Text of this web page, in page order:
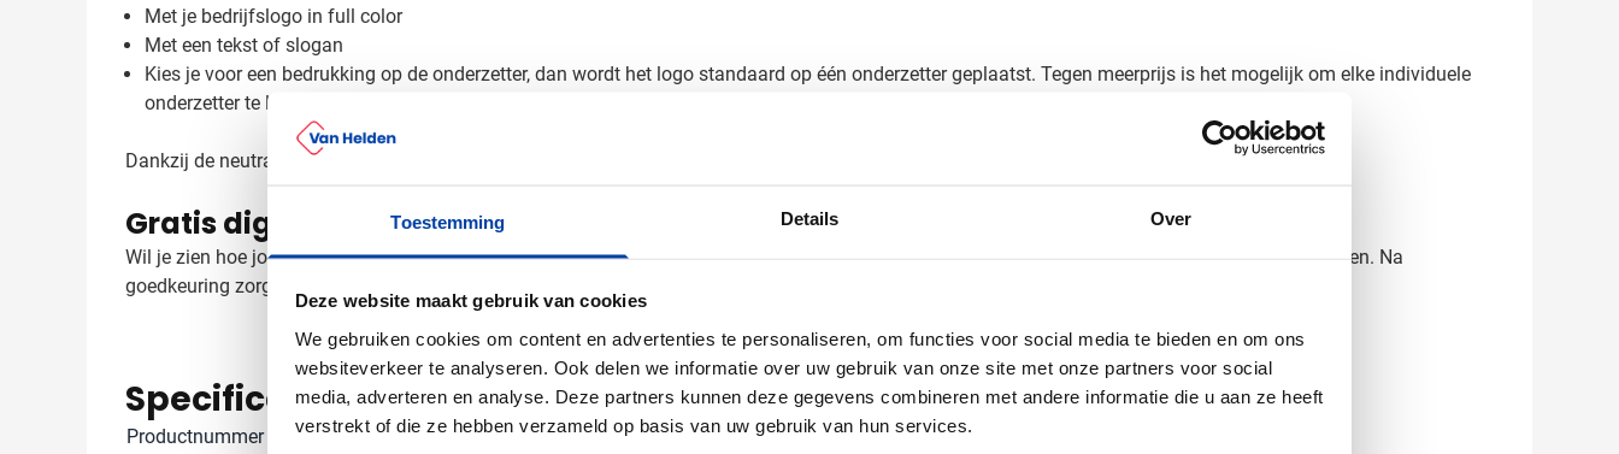
Toestemming Details Over
Deze website maakt gebruik van cookies
We gebruiken cookies om content en advertenties te personaliseren, om functies voor social media te bieden en om ons
websiteverkeer te analyseren. Ook delen we informatie over uw gebruik van onze site met onze partners voor social
media, adverteren en analyse. Deze partners kunnen deze gegevens combineren met andere informatie die u aan ze heeft
verstrekt of die ze hebben verzameld op basis van uw gebruik van hun services.
Met je bedrijfslogo in full color
Met een tekst of slogan
Kies je voor een bedrukking op de onderzetter, dan wordt het logo standaard op één onderzetter geplaatst. Tegen meerprijs is het mogelijk om elke individuele
onderzetter te laten bedrukken. Neem gerust contact op voor meer informatie
Dankzij de neutrale uitstraling van het vilt komt je logo perfect tot zijn recht, wat deze onderzetters tot een effectief promotioneel item maakt.
Gratis digitaal voorbeeld van je bedrukte onderzetters
Wil je zien hoe jouw logo eruit ziet op deze rPET vilt onderzetters? Vraag een gratis digitaal voorbeeld aan en je weet precies wat je kunt verwachten. Na
goedkeuring zorgen wij voor een snelle levering van je bedrukte onderzetterset. Neem contact met ons op - we denken graag met je mee!
Specificaties
Productnummer
1014853